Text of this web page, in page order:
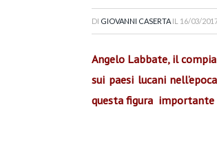
DI GIOVANNI CASERTA IL 16/03/
Angelo Labbate, il
sui paesi lucani
questa figura